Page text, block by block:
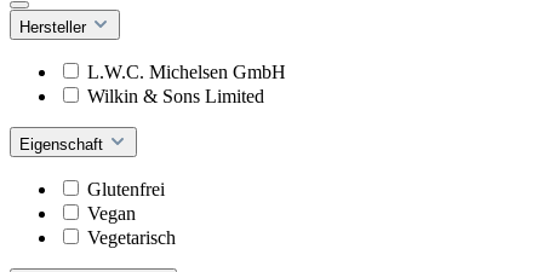
Hersteller
L.W.C. Michelsen GmbH
Wilkin & Sons Limited
Eigenschaft
Glutenfrei
Vegan
Vegetarisch